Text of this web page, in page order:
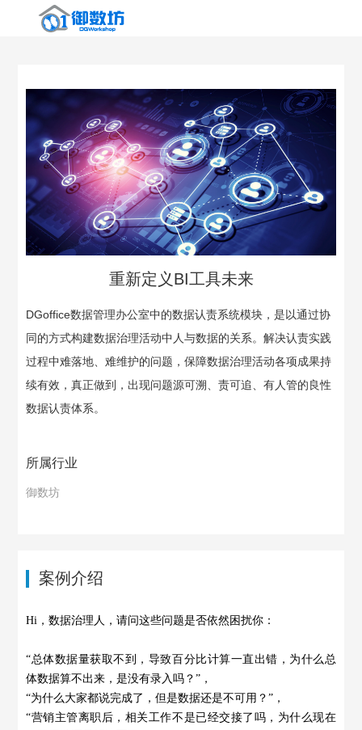
重新定义BI工具未来
DGoffice数据管理办公室中的数据认责系统模块，是以通过协
同的方式构建数据治理活动中人与数据的关系。解决认责实践
过程中难落地、难维护的问题，保障数据治理活动各项成果持
续有效，真正做到，出现问题源可溯、责可追、有人管的良性
数据认责体系。
所属行业
御数坊
案例介绍
Hi，数据治理人，请问这些问题是否依然困扰你：
“总体数据量获取不到，导致百分比计算一直出错，为什么总
体数据算不出来，是没有录入吗？”，
“为什么大家都说完成了，但是数据还是不可用？”，
“营销主管离职后，相关工作不是已经交接了吗，为什么现在